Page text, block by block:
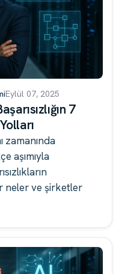
Eylül 07, 2025
7
zamanında
aşımıyla
neler ve şirketler